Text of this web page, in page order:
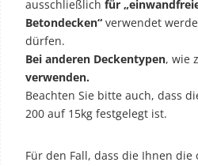
ausschließlich für
Betondecken“ verwendet
dürfen.
Bei anderen Deckentypen, wie
verwenden.
Beachten Sie bitte auch, dass
200 auf 15kg festgelegt ist.
Für den Fall, dass die Ihnen